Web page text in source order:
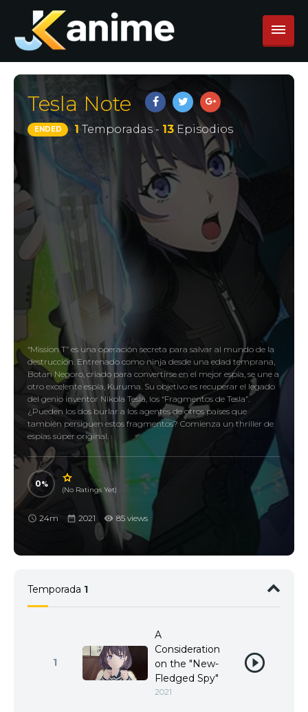
Tesla Note
ENDED 1 Temporadas - 13Episodios
“Mission T” es una operación secreta para salvar al mundo de la
destrucción. Entrenado como ninja desde una edad temprana,
Botan Negoro, criado para convertirse en el mejor espía, se une a
otro excelente espía, Kuruma. Su objetivo es recuperar el legado
del genio inventor Nikola Tesla, los “Fragmentos de Tesla”.
¿Pueden los dos burlar a los agentes de otros países que
también persiguen estos fragmentos? Comienza un thriller de
espías súper original.
0
(No Ratings Yet)
24m 2021 85 views
Temporada 1
1
A
Consideration
on the "New-
Fledged Spy"
2021